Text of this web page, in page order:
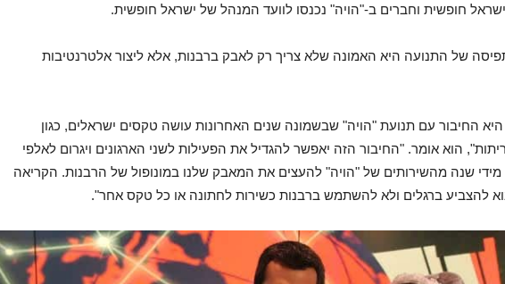
חופשית וחברים ב-"הויה" נכנסו לוועד המנהל של ישראל חופשית.
של התנועה היא האמונה שלא צריך רק לאבק ברבנות, אלא ליצור אלטרנטיבות
החיבור עם תנועת "הויה" שבשמונה שנים האחרונות עושה טקסים ישראלים, כגון
הוא אומר. "החיבור הזה יאפשר להגדיל את הפעילות לשני הארגונים ויגרום לאלפי
מידי שנה מהשירותים של "הויה" להעצים את המאבק שלנו במונופול של הרבנות. הקריאה
להצביע ברגלים ולא להשתמש ברבנות כשירות לחתונה או כל טקס אחר".